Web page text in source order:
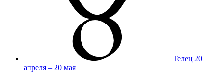
Телец 20
апреля – 20 мая